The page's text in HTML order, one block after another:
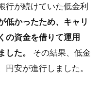
行が続けていた低金利
低かったため、キャリ
の資金を借りて運用
した。
その結果、低金
安が進行しました。